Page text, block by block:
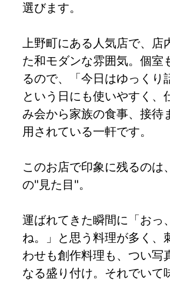
選びます。
上野町にある人気店で、店
た和モダンな雰囲気。個室
るので、「今日はゆっくり
という日にも使いやすく、
み会から家族の食事、接待
用されている一軒です。
このお店で印象に残るのは
の"見た目"。
運ばれてきた瞬間に「おっ
ね。」と思う料理が多く、
わせも創作料理も、つい写
なる盛り付け。それでいて